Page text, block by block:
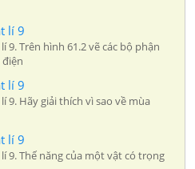
lí 9
9. Trên hình 61.2 vẽ các bộ phận
lí 9
9. Hãy giải thích vì sao về mùa
lí 9
lí 9. Thế năng của một vật có trọng